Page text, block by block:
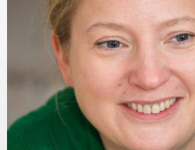
KAPCSOLAT